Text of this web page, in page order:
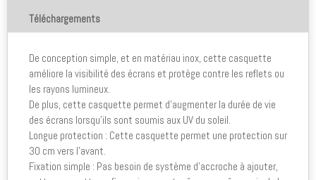
Téléchargements
De conception simple, et en matériau inox, cette casquette
améliore la visibilité des écrans et protège contre les reflets ou
les rayons lumineux.
De plus, cette casquette permet d’augmenter la durée de vie
des écrans lorsqu’ils sont soumis aux UV du soleil.
Longue protection : Cette casquette permet une protection sur
30 cm vers l’avant.
Fixation simple : Pas besoin de système d’accroche à ajouter,